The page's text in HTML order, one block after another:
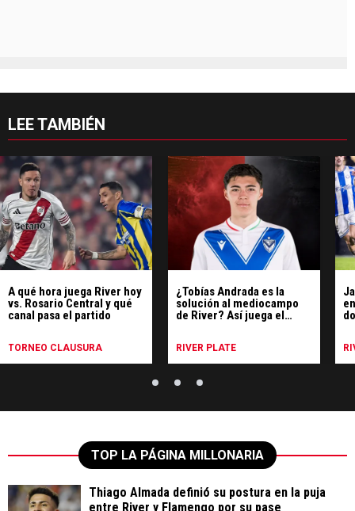
LEE TAMBIÉN
A qué hora juega River hoy
vs. Rosario Central y qué
canal pasa el partido
TORNEO CLAUSURA
¿Tobías Andrada es la
solución al mediocampo
de River? Así juega el
RIVER PLATE
TOP LA PÁGINA MILLONARIA
Thiago Almada definió su postura en la puja
entre River y Flamengo por su pase